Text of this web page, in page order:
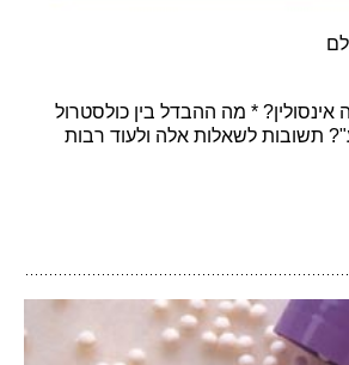
* מה ההבדל בין כולסטרול
תשובות לשאלות אלה ולעוד רבות